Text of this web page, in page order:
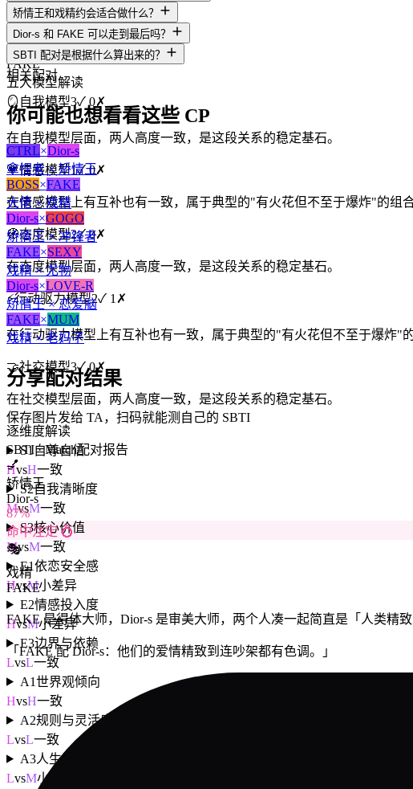
Dior-s
FAKE
五大模型解读
🪞自我模型3✓0✗
在自我模型层面，两人高度一致，是这段关系的稳定基石。
💗情感模型1✓0✗
在情感模型上有互补也有一致，属于典型的"有火花但不至于爆炸"的组合
🧭态度模型2✓0✗
在态度模型层面，两人高度一致，是这段关系的稳定基石。
⚡行动驱力模型2✓ 1 ✗
在行动驱力模型上有互补也有一致，属于典型的"有火花但不至于爆炸"的
🤝社交模型3✓0✗
在社交模型层面，两人高度一致，是这段关系的稳定基石。
逐维度解读
S1自尊自信
HvsH一致
S2自我清晰度
MvsM一致
S3核心价值
MvsM一致
E1依恋安全感
HvsM小差异
E2情感投入度
HvsM小差异
E3边界与依赖
LvsL一致
A1世界观倾向
HvsH一致
A2规则与灵活度
LvsL一致
A3人生意义感
LvsM小差异
矫情王和戏精约会适合做什么？
Dior-s 和 FAKE 可以走到最后吗？
SBTI 配对是根据什么算出来的？
相关配对
你可能也想看看这些 CP
CTRL×Dior-s
拿捏者 × 矫情王
BOSS×FAKE
大佬 × 戏精
Dior-s×GOGO
矫情王 × 冲锋者
FAKE×SEXY
戏精 × 尤物
Dior-s×LOVE-R
矫情王 × 恋爱脑
FAKE×MUM
戏精 × 老妈子
分享配对结果
保存图片发给 TA，扫码就能测自己的 SBTI
SBTI · Match配对报告
💅
矫情王
Dior-s
87%
命中注定 💍
🎭
戏精
FAKE
FAKE 是得体大师，Dior-s 是审美大师，两个人凑一起简直是「人类精
「 FAKE 配 Dior-s：他们的爱情精致到连吵架都有色调。 」